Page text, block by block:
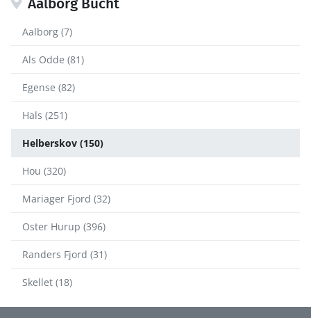
Aalborg (7)
Als Odde (81)
Egense (82)
Hals (251)
Helberskov (150)
Hou (320)
Mariager Fjord (32)
Oster Hurup (396)
Randers Fjord (31)
Skellet (18)